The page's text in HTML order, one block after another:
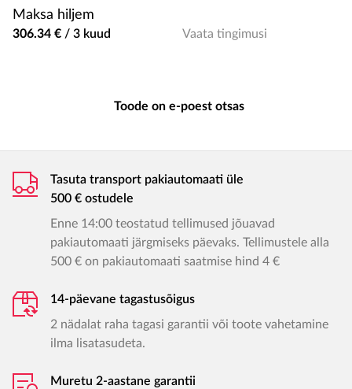
Maksa hiljem
306.34 € / 3 kuud Vaata tingimusi
Toode on e-poest otsas
Tasuta transport pakiautomaati üle
500 € ostudele
Enne 14:00 teostatud tellimused jõuavad
pakiautomaati järgmiseks päevaks. Tellimustele alla
500 € on pakiautomaati saatmise hind 4 €
14-päevane tagastusõigus
2 nädalat raha tagasi garantii või toote vahetamine
ilma lisatasudeta.
Muretu 2-aastane garantii